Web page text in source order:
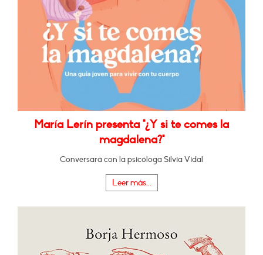
María Lerín presenta "¿Y si te comes la
magdalena?"
Conversará con la psicóloga Silvia Vidal
Leer más...